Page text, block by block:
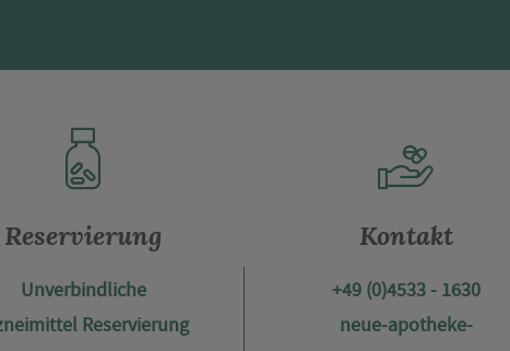
Reservierung
Unverbindliche
Reservierung
Kontakt
+49 (0)4533 - 1630
neue-apotheke-